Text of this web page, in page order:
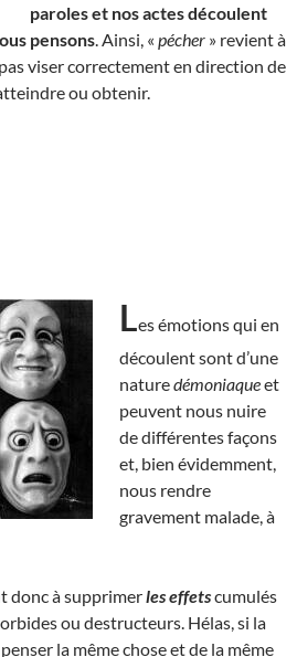
paroles et nos actes découlent
pensons . Ainsi, « pécher » revient à
viser correctement en direction de
ou obtenir.
Les émotions qui en
découlent sont d’une
naturedémoniaqueet
peuvent nous nuire
de différentes façons
et, bien évidemment,
nous rendre
gravement malade, à
donc à supprimerles effetscumulés
ou destructeurs. Hélas, si la
la même chose et de la même